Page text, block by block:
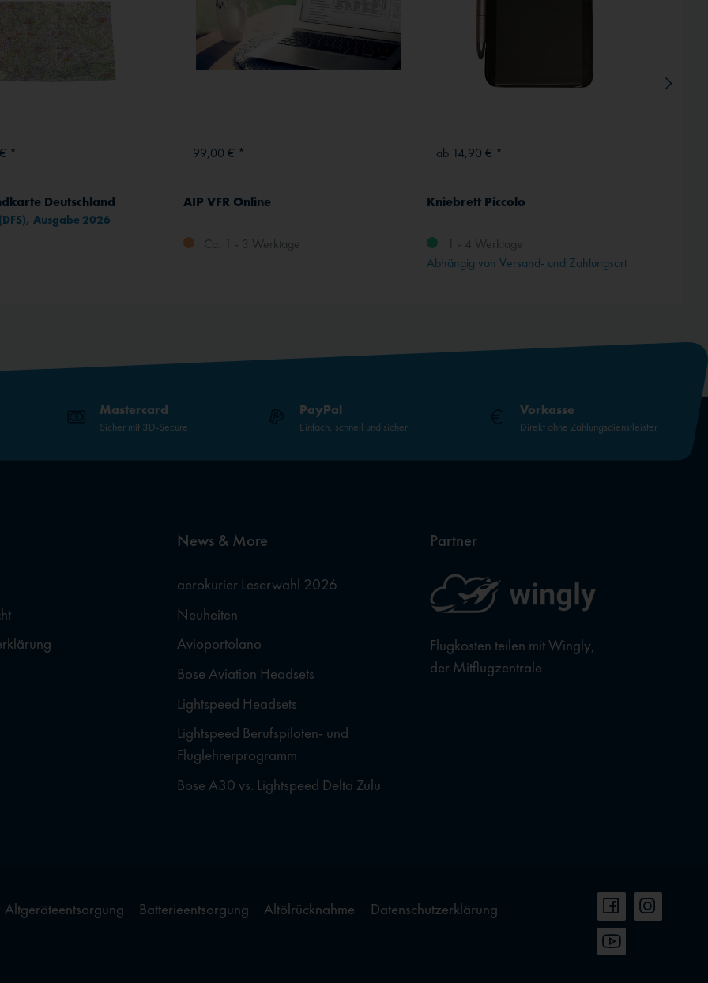
*
Deutschland
Ausgabe 2026
99,00 € *
AIP VFR Online
Ca. 1 - 3 Werktage
ab 14,90 € *
Kniebrett Piccolo
1 - 4 Werktage
Abhängig von Versand- und Zahlungsart
Mastercard
Sicher mit 3D-Secure
PayPal
Einfach, schnell und sicher
Vorkasse
Direkt ohne Zahlungsdienstleister
News & More
aerokurier Leserwahl 2026
Neuheiten
Avioportolano
Bose Aviation Headsets
Lightspeed Headsets
Lightspeed Berufspiloten- und
Fluglehrerprogramm
Bose A30 vs. Lightspeed Delta Zulu
Partner
Flugkosten teilen mit Wingly,
der Mitflugzentrale
Altgeräteentsorgung Batterieentsorgung Altölrücknahme
Datenschutzerklärung